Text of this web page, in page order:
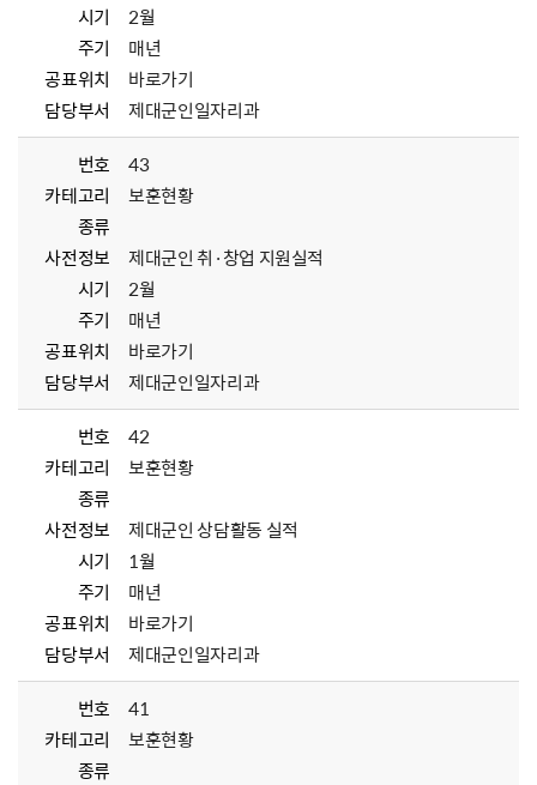
시기
2월
주기
매년
공표위치
바로가기
담당부서
제대군인일자리과
번호
43
카테고리
보훈현황
종류
사전정보
제대군인 취·창업 지원실적
시기
2월
주기
매년
공표위치
바로가기
담당부서
제대군인일자리과
번호
42
카테고리
보훈현황
종류
사전정보
제대군인 상담활동 실적
시기
1월
주기
매년
공표위치
바로가기
담당부서
제대군인일자리과
번호
41
카테고리
보훈현황
종류